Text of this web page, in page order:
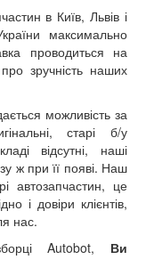
в Київ, Львів і
максимально
проводиться на
зручність наших
можливість за
старі б/у
відсутні, наші
ж при її появі. Наш
автозапчастин, це
і довіри клієнтів,
нас.
Autobot, Ви